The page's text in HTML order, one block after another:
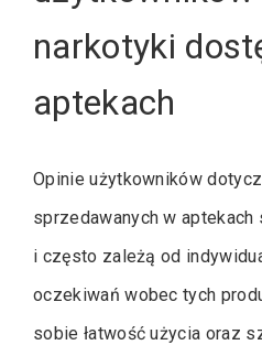
narkotyki
aptekach
Opinie użytkowników
sprzedawanych w
i często zależą od
oczekiwań wobec tych
sobie łatwość użycia oraz